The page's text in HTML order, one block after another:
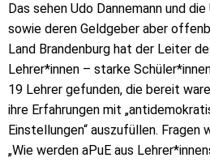
Das sehen Udo Dannemann und
sowie deren Geldgeber aber
Land Brandenburg hat der Leiter
Lehrer*innen – starke
19 Lehrer gefunden, die bereit
ihre Erfahrungen mit
Einstellungen“ auszufüllen. Fragen
„Wie werden aPuE aus